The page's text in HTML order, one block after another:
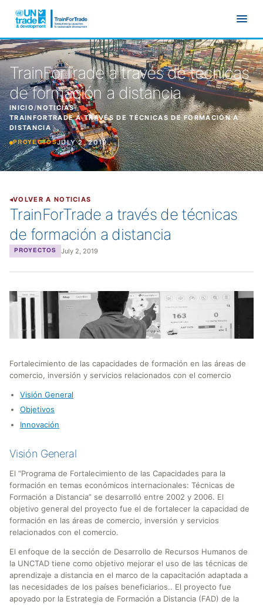
TrainForTrade a través de técnicas
de formación a distancia
INICIO/NOTICIAS/
TRAINFORTRADE A TRAVÉS DE TÉCNICAS DE FORMACIÓN A
DISTANCIA
PROYECTOSJULY 2, 2019
VOLVER A NOTICIAS
TrainForTrade a través de técnicas
de formación a distancia
PROYECTOS July 2, 2019
Fortalecimiento de las capacidades de formación en las áreas de
comercio, inversión y servicios relacionados con el comercio
Visión General
Objetivos
Innovación
Visión General
El “Programa de Fortalecimiento de las Capacidades para la
formación en temas económicos internacionales: Técnicas de
Formación a Distancia” se desarrolló entre 2002 y 2006. El
objetivo general del proyecto fue el de fortalecer la capacidad de
formación en las áreas de comercio, inversión y servicios
relacionados con el comercio.
El enfoque de la sección de Desarrollo de Recursos Humanos de
la UNCTAD tiene como objetivo mejorar el uso de las técnicas de
aprendizaje a distancia en el marco de la capacitación adaptada a
las necesidades de los países beneficiarios.. El proyecto fue
apoyado por la Estrategia de Formación a Distancia (FAD) de la